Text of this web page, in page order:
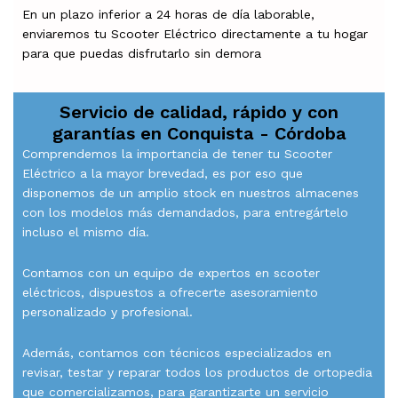
En un plazo inferior a 24 horas de día laborable,
enviaremos tu Scooter Eléctrico directamente a tu hogar
para que puedas disfrutarlo sin demora
Servicio de calidad, rápido y con
garantías en Conquista - Córdoba
Comprendemos la importancia de tener tu Scooter
Eléctrico a la mayor brevedad, es por eso que
disponemos de un amplio stock en nuestros almacenes
con los modelos más demandados, para entregártelo
incluso el mismo día.
Contamos con un equipo de expertos en scooter
eléctricos, dispuestos a ofrecerte asesoramiento
personalizado y profesional.
Además, contamos con técnicos especializados en
revisar, testar y reparar todos los productos de ortopedia
que comercializamos, para garantizarte un servicio